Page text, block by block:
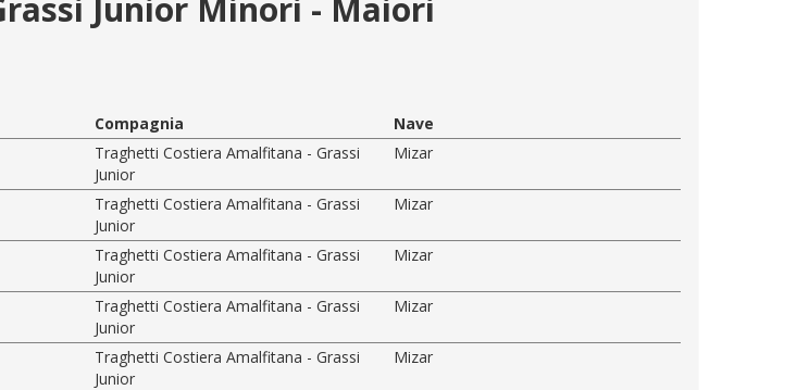
Junior Minori - Maiori
Compagnia
Nave
Traghetti Costiera Amalfitana - Grassi
Junior
Mizar
Traghetti Costiera Amalfitana - Grassi
Junior
Mizar
Traghetti Costiera Amalfitana - Grassi
Junior
Mizar
Traghetti Costiera Amalfitana - Grassi
Junior
Mizar
Traghetti Costiera Amalfitana - Grassi
Junior
Mizar